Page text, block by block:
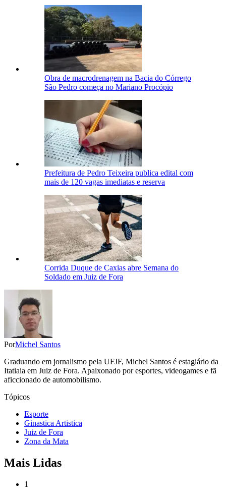
Obra de macrodrenagem na Bacia do Córrego
São Pedro começa no Mariano Procópio
Prefeitura de Pedro Teixeira publica edital com
mais de 120 vagas imediatas e reserva
Corrida Duque de Caxias abre Semana do
Soldado em Juiz de Fora
PorMichel Santos
Graduando em jornalismo pela UFJF, Michel Santos é estagiário da
Itatiaia em Juiz de Fora. Apaixonado por esportes, videogames e fã
aficcionado de automobilismo.
Tópicos
Esporte
Ginastica Artistica
Juiz de Fora
Zona da Mata
Mais Lidas
1